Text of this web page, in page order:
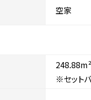
空家
248.88m²
※セット